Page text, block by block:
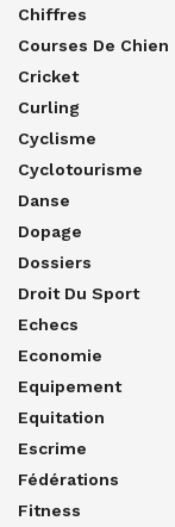
Chiffres
Courses De Chien
Cricket
Curling
Cyclisme
Cyclotourisme
Danse
Dopage
Dossiers
Droit Du Sport
Echecs
Economie
Equipement
Equitation
Escrime
Fédérations
Fitness